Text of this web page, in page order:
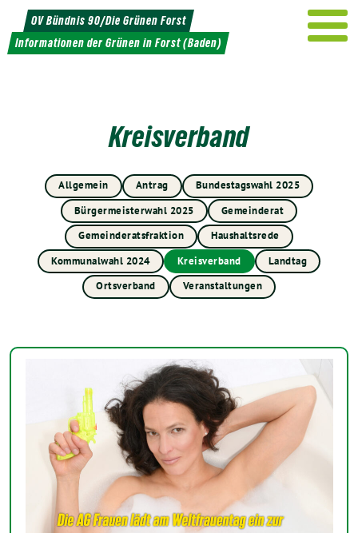
Weiter
zum
Inhalt
OV Bündnis 90/Die Grünen Forst
Informationen der Grünen in Forst (Baden)
Kreisverband
Allgemein Antrag
Bundestagswahl 2025
Bürgermeisterwahl 2025
Gemeinderat
Gemeinderatsfraktion
Haushaltsrede
Kommunalwahl 2024
Kreisverband
Landtag
Ortsverband
Veranstaltungen